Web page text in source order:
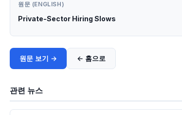
원문 (ENGLISH)
Private-Sector Hiring Slows
원문 보기 → ← 홈으로
관련 뉴스